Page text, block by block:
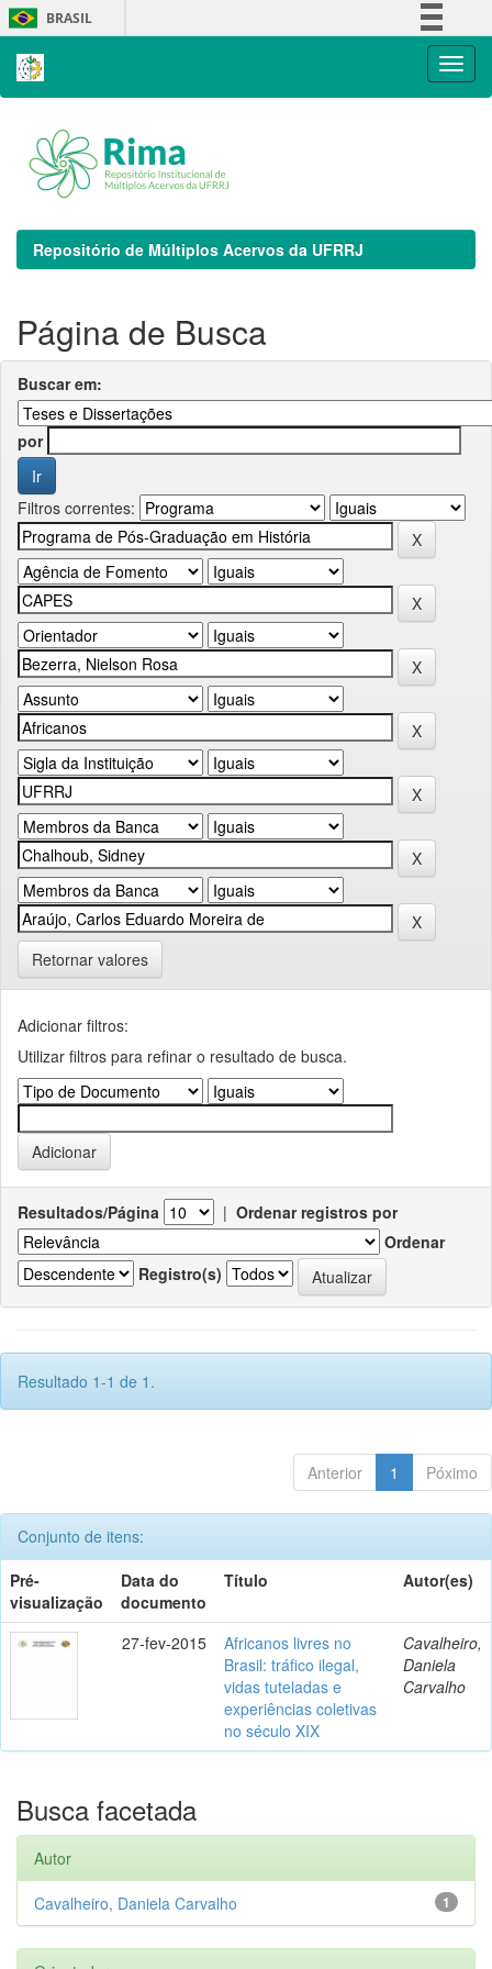
Skip
navigation
BRASIL
Repositório de Múltiplos Acervos da UFRRJ
Página de Busca
Buscar em:
por
Filtros correntes:
Retornar valores
Adicionar filtros:
Utilizar filtros para refinar o resultado de busca.
Resultados/Página | Ordenar registros por
Ordenar
Registro(s)
Resultado 1-1 de 1.
Anterior 1 Póximo
Conjunto de itens:
Pré-
visualização
Data do
documento
Título Autor(es)
27-fev-2015
Africanos livres no
Brasil: tráfico ilegal,
vidas tuteladas e
experiências coletivas
no século XIX
Cavalheiro,
Daniela
Carvalho
Busca facetada
Autor
1
Cavalheiro, Daniela Carvalho